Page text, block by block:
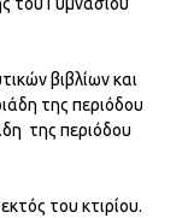
βιβλίων και
της περιόδου
της περιόδου
του κτιρίου.